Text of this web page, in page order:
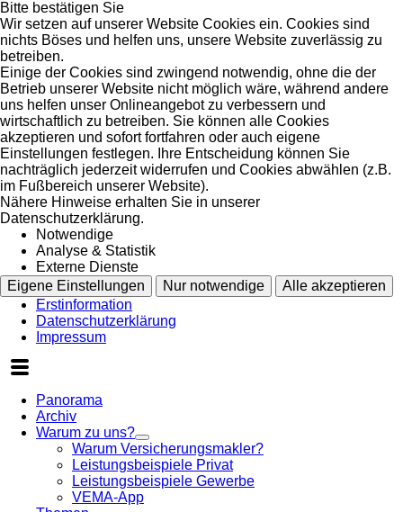
Bitte bestätigen Sie
Wir setzen auf unserer Website Cookies ein. Cookies sind
nichts Böses und helfen uns, unsere Website zuverlässig zu
betreiben.
Einige der Cookies sind zwingend notwendig, ohne die der
Betrieb unserer Website nicht möglich wäre, während andere
uns helfen unser Onlineangebot zu verbessern und
wirtschaftlich zu betreiben. Sie können alle Cookies
akzeptieren und sofort fortfahren oder auch eigene
Einstellungen festlegen. Ihre Entscheidung können Sie
nachträglich jederzeit widerrufen und Cookies abwählen (z.B.
im Fußbereich unserer Website).
Nähere Hinweise erhalten Sie in unserer
Datenschutzerklärung.
Notwendige
Analyse & Statistik
Externe Dienste
Eigene Einstellungen
Nur notwendige
Alle akzeptieren
Erstinformation
Datenschutzerklärung
Impressum
Panorama
Archiv
Warum zu uns?
Warum Versicherungsmakler?
Leistungsbeispiele Privat
Leistungsbeispiele Gewerbe
VEMA-App